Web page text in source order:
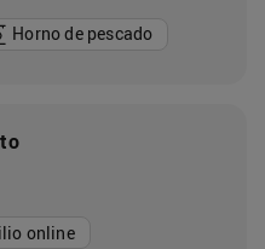
Horno de pescado
online